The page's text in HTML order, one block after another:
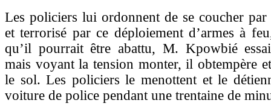
Les policiers lui ordonnent de se coucher par
et terrorisé par ce déploiement d’armes à
qu’il pourrait être abattu, M. Kpowbié
mais voyant la tension monter, il obtempère
le sol. Les policiers le menottent et le
voiture de police pendant une trentaine de